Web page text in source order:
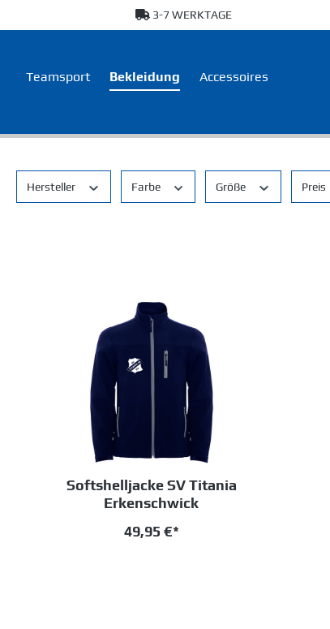
Zur Hauptnavigation springen
3-7 WERKTAGE
Teamsport Bekleidung Accessoires
Hersteller Farbe Größe Preis
Softshelljacke SV Titania
Erkenschwick
49,95 €*